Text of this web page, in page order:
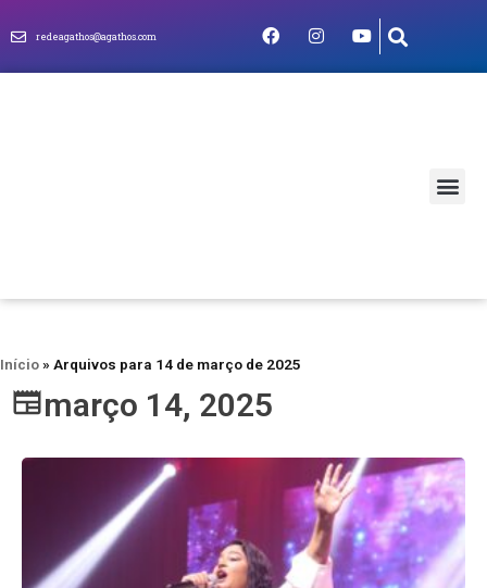
redeagathos@agathos.com
Início» Arquivos para 14 de março de 2025
março 14, 2025